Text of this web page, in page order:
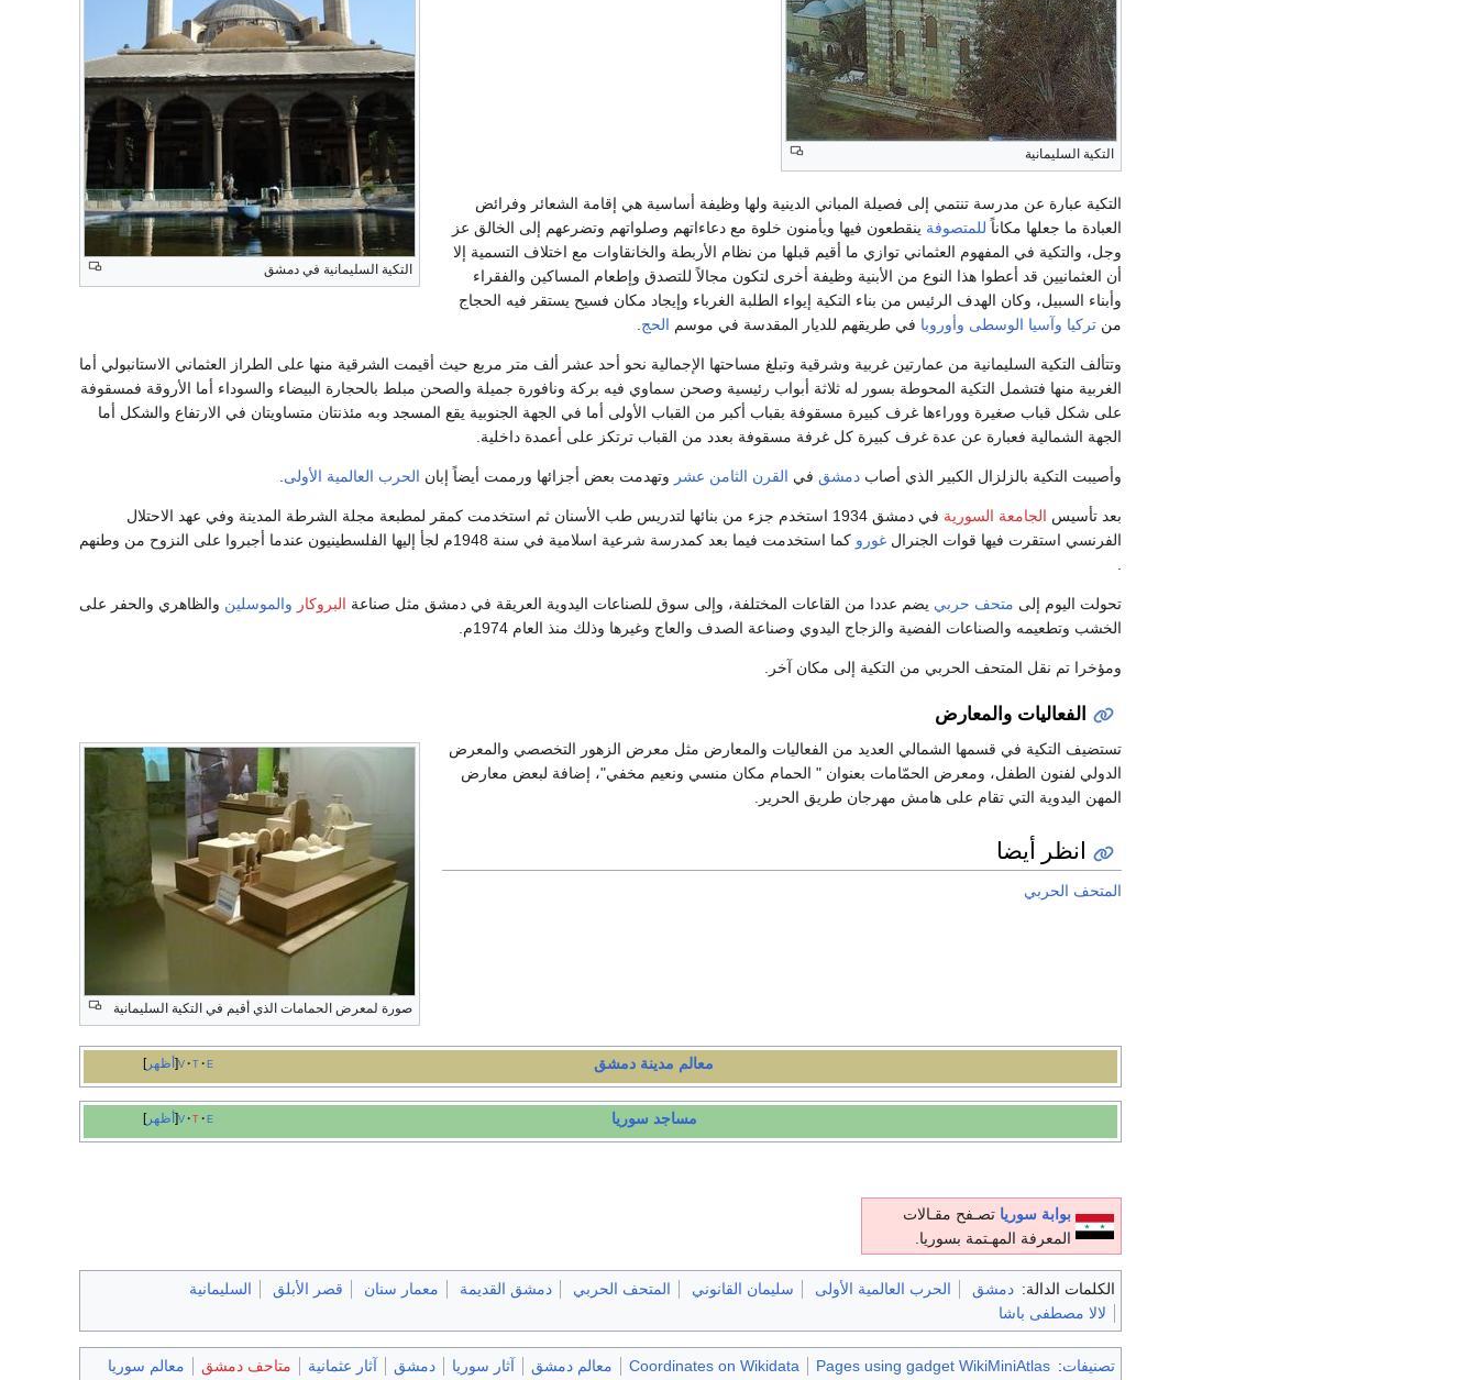
التكية السليمانية
التكية السليمانية في دمشق
التكية عبارة عن مدرسة تنتمي إلى فصيلة المباني الدينية ولها وظيفة أساسية هي إقامة الشعائر وفرائض
العبادة ما جعلها مكاناً للمتصوفة ينقطعون فيها ويأمنون خلوة مع دعاءاتهم وصلواتهم وتضرعهم إلى الخالق عز
وجل، والتكية في المفهوم العثماني توازي ما أقيم قبلها من نظام الأربطة والخانقاوات مع اختلاف التسمية إلا
أن العثمانيين قد أعطوا هذا النوع من الأبنية وظيفة أخرى لتكون مجالاً للتصدق وإطعام المساكين والفقراء
وأبناء السبيل، وكان الهدف الرئيس من بناء التكية إيواء الطلبة الغرباء وإيجاد مكان فسيح يستقر فيه الحجاج
من تركيا وآسيا الوسطى وأوروبا في طريقهم للديار المقدسة في موسم الحج
وتتألف التكية السليمانية من عمارتين غربية وشرقية وتبلغ مساحتها الإجمالية نحو أحد عشر ألف متر مربع حيث أقيمت الشرقية منها على الطراز العثماني الاستانبولي أما
الغربية منها فتشمل التكية المحوطة بسور له ثلاثة أبواب رئيسية وصحن سماوي فيه بركة ونافورة جميلة والصحن مبلط بالحجارة البيضاء والسوداء أما الأروقة فمسقوفة
على شكل قباب صغيرة ووراءها غرف كبيرة مسقوفة بقباب أكبر من القباب الأولى أما في الجهة الجنوبية يقع المسجد وبه مئذنتان متساويتان في الارتفاع والشكل أما
الجهة الشمالية فعبارة عن عدة غرف كبيرة كل غرفة مسقوفة بعدد من القباب ترتكز على أعمدة داخلية.
وأصيبت التكية بالزلزال الكبير الذي أصاب دمشق في القرن الثامن عشر وتهدمت بعض أجزائها ورممت أيضاً إبان الحرب العالمية الأولى
بعد تأسيس الجامعة السورية
في دمشق 1934 استخدم جزء من بنائها لتدريس طب الأسنان ثم استخدمت كمقر لمطبعة مجلة الشرطة المدينة وفي عهد الاحتلال
الفرنسي استقرت فيها قوات الجنرال غورو
كما استخدمت فيما بعد كمدرسة شرعية اسلامية في سنة 1948م لجأ إليها الفلسطينيون عندما أجبروا على النزوح من وطنهم
تحولت اليوم إلى متحف حربي يضم عددا من القاعات المختلفة، وإلى سوق للصناعات اليدوية العريقة في دمشق مثل صناعة البروكار والموسلين والظاهري والحفر على
الخشب وتطعيمه والصناعات الفضية والزجاج اليدوي وصناعة الصدف والعاج وغيرها وذلك منذ العام 1974م.
ومؤخرا تم نقل المتحف الحربي من التكية إلى مكان آخر.
الفعاليات والمعارض
صورة لمعرض الحمامات الذي أقيم في التكية السليمانية
تستضيف التكية في قسمها الشمالي العديد من الفعاليات والمعارض مثل معرض الزهور التخصصي والمعرض
الدولي لفنون الطفل، ومعرض الحمّامات بعنوان " الحمام مكان منسي ونعيم مخفي"، إضافة لبعض معارض
المهن اليدوية التي تقام على هامش مهرجان طريق الحرير.
انظر أيضا
المتحف الحربي
أظهر v t e معالم مدينة دمشق
أظهر v t e مساجد سوريا
بوابة سوريا تصـفح مقـالات
المعرفة المهـتمة بسوريا.
الكلمات الدالة: دمشق الحرب العالمية الأولى سليمان القانوني المتحف الحربي دمشق القديمة معمار سنان قصر الأبلق
السليمانية
لالا مصطفى باشا
تصنيفات:
Pages using gadget WikiMiniAtlas
Coordinates on Wikidata معالم دمشق آثار سوريا دمشق آثار عثمانية متاحف دمشق معالم سوريا